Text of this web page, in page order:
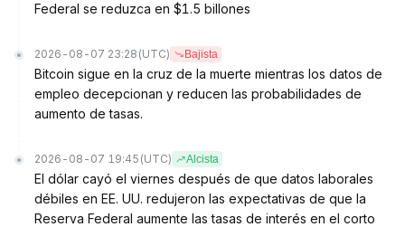
Federal se reduzca en $1.5 billones
2026-08-07 23:28 (UTC) Bajista
Bitcoin sigue en la cruz de la muerte mientras los datos de
empleo decepcionan y reducen las probabilidades de
aumento de tasas.
2026-08-07 19:45 (UTC) Alcista
El dólar cayó el viernes después de que datos laborales
débiles en EE. UU. redujeron las expectativas de que la
Reserva Federal aumente las tasas de interés en el corto